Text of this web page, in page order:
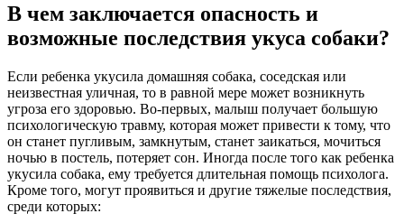
В чем заключается опасность и
возможные последствия укуса собаки?
Если ребенка укусила домашняя собака, соседская или
неизвестная уличная, то в равной мере может возникнуть
угроза его здоровью. Во-первых, малыш получает большую
психологическую травму, которая может привести к тому, что
он станет пугливым, замкнутым, станет заикаться, мочиться
ночью в постель, потеряет сон. Иногда после того как ребенка
укусила собака, ему требуется длительная помощь психолога.
Кроме того, могут проявиться и другие тяжелые последствия,
среди которых: